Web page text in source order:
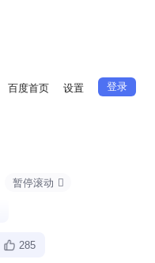
百度首页 设置 登录
暂停滚动 
285